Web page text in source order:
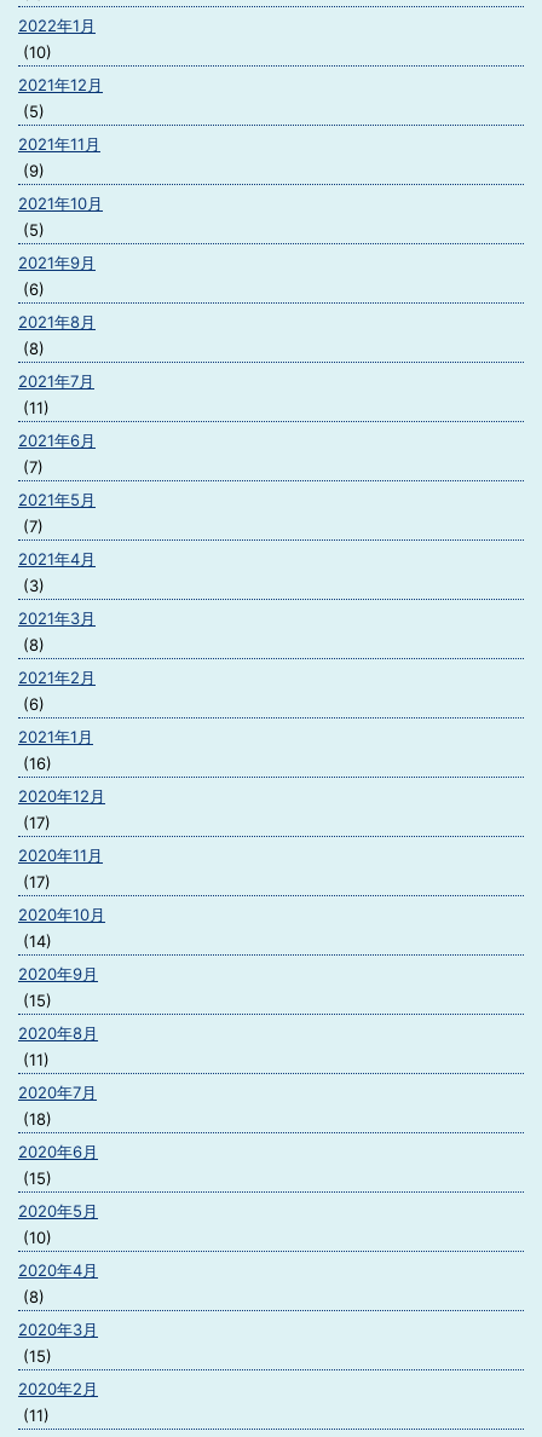
2022年1月
(10)
2021年12月
(5)
2021年11月
(9)
2021年10月
(5)
2021年9月
(6)
2021年8月
(8)
2021年7月
(11)
2021年6月
(7)
2021年5月
(7)
2021年4月
(3)
2021年3月
(8)
2021年2月
(6)
2021年1月
(16)
2020年12月
(17)
2020年11月
(17)
2020年10月
(14)
2020年9月
(15)
2020年8月
(11)
2020年7月
(18)
2020年6月
(15)
2020年5月
(10)
2020年4月
(8)
2020年3月
(15)
2020年2月
(11)